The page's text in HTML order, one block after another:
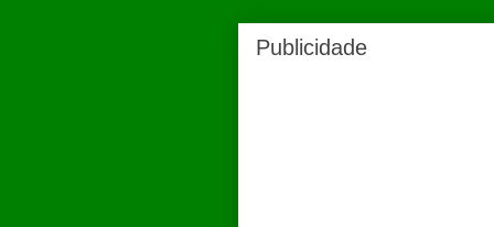
Publicidade